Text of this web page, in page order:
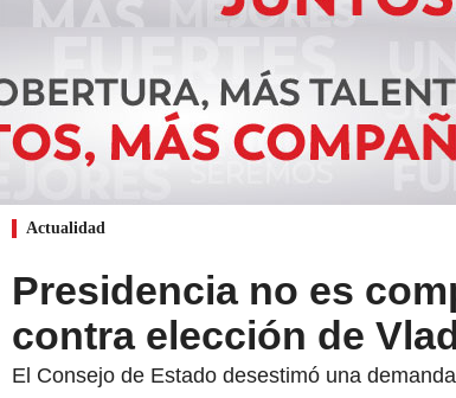
Actualidad
Presidencia no es
contra elección de
El Consejo de Estado desestimó una